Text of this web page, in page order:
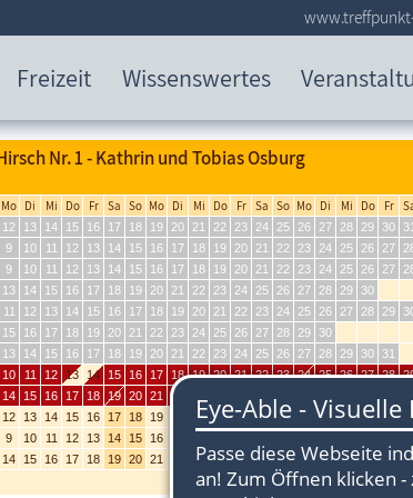
Freizeit Wissenswertes
Nr. 1 - Kathrin und Tobias Osburg
Mo Di Mi Do Fr Sa So Mo Di Mi Do Fr Sa So Mo Di Mi Do Fr
12 13 14 15 16 17 18 19 20 21 22 23 24 25 26 27 28 29 30 31
9 10 11 12 13 14 15 16 17 18 19 20 21 22 23 24 25 26 27
9 10 11 12 13 14 15 16 17 18 19 20 21 22 23 24 25 26 27
13 14 15 16 17 18 19 20 21 22 23 24 25 26 27 28 29 30
11 12 13 14 15 16 17 18 19 20 21 22 23 24 25 26 27 28 29
15 16 17 18 19 20 21 22 23 24 25 26 27 28 29 30
13 14 15 16 17 18 19 20 21 22 23 24 25 26 27 28 29 30 31
10 11 12 13 14 15 16 17 18 19 20 21 22 23 24 25 26 27 28
14 15 16 17 18 19 20 21 22
12 13 14 15 16 17 18 19 21 22 23 24 25 26 27 28 29 30 31
9 10 11 12 13 14 15 16
14 15 16 17 18 19 20 21 23 24 25 26 27 28 29 30 31
letzte